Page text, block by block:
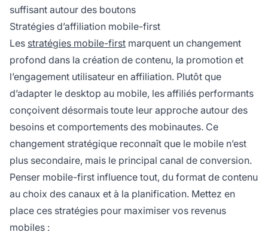
suffisant autour des boutons
Stratégies d’affiliation mobile-first
Les stratégies mobile-first marquent un changement
profond dans la création de contenu, la promotion et
l’engagement utilisateur en affiliation. Plutôt que
d’adapter le desktop au mobile, les affiliés performants
conçoivent désormais toute leur approche autour des
besoins et comportements des mobinautes. Ce
changement stratégique reconnaît que le mobile n’est
plus secondaire, mais le principal canal de conversion.
Penser mobile-first influence tout, du format de contenu
au choix des canaux et à la planification. Mettez en
place ces stratégies pour maximiser vos revenus
mobiles :